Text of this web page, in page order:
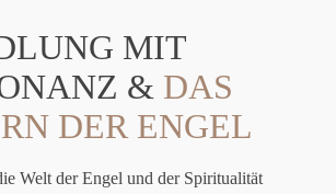
MIT
& DAS
DER ENGEL
Welt der Engel und der Spiritualität